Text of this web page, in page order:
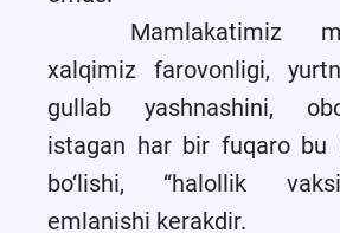
Mamlakatimiz
xalqimiz farovonligi,
gullab yashnashini,
istagan har bir fuqaro bu
bo‘lishi, “halollik
emlanishi kerakdir.